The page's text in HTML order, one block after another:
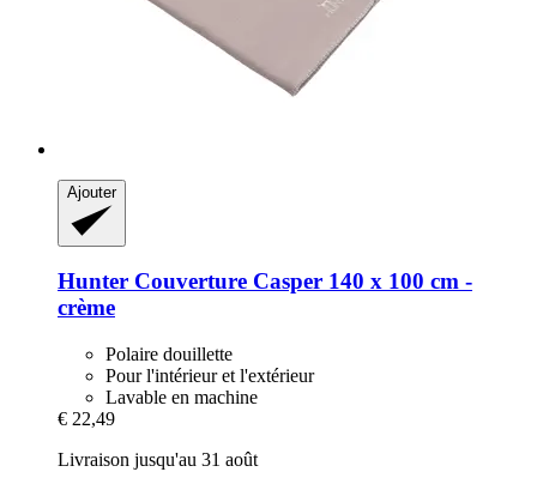
Ajouter
Hunter Couverture Casper 140 x 100 cm -​
crème
Polaire douillette
Pour l'intérieur et l'extérieur
Lavable en machine
€ 22,49
Livraison jusqu'au 31 août